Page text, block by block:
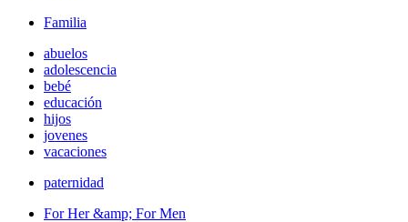
Familia
abuelos
adolescencia
bebé
educación
hijos
jovenes
vacaciones
paternidad
For Her &amp; For Men